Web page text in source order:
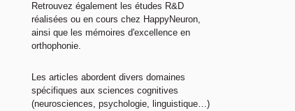
Retrouvez également les études R&D
réalisées ou en cours chez HappyNeuron,
ainsi que les mémoires d'excellence en
orthophonie.
Les articles abordent divers domaines
spécifiques aux sciences cognitives
(neurosciences, psychologie, linguistique…)